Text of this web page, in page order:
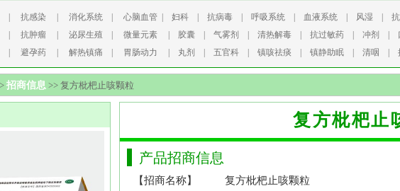
抗感染 消化系统 心脑血管 妇科 抗病毒 呼吸系统 血液系统 风湿
抗肿瘤 泌尿生殖 微量元素 胶囊 气雾剂 清热解毒 抗过敏药 冲剂
避孕药 解热镇痛 胃肠动力 丸剂 五官科 镇咳祛痰 镇静助眠 清咽
招商信息 >> 复方枇杷止咳颗粒
复方枇杷止
产品招商信息
【招商名称】
复方枇杷止咳颗粒